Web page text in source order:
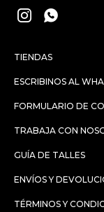
TIENDAS
ESCRIBINOS AL
FORMULARIO DE
TRABAJA CON
GUÍA DE TALLES
ENVÍOS Y
TÉRMINOS Y
 